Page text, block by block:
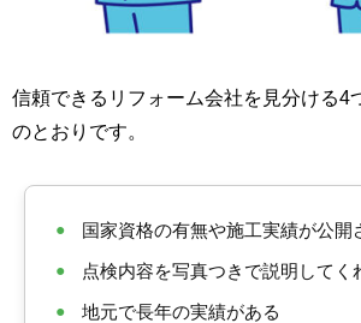
信頼できるリフォーム会社を見分ける4
のとおりです。
● 国家資格の有無や施工実績が公開
● 点検内容を写真つきで説明してく
● 地元で長年の実績がある